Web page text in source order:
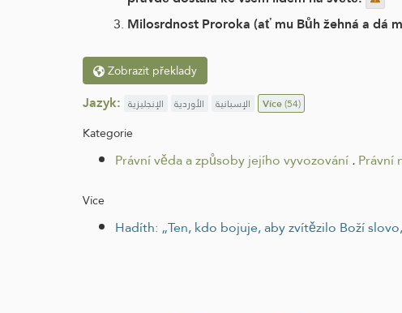
Milosrdnost Proroka (ať mu Bůh žehná a dá
Zobrazit překlady
Jazyk: الإنجليزية الأوردية الإسبانية Více(54)
Kategorie
Právní věda a způsoby jejího vyvozování.Právní
Více
Hadíth: „Ten, kdo bojuje, aby zvítězilo Boží